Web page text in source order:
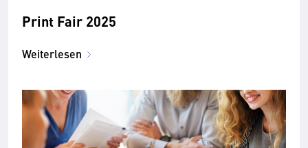
Print Fair 2025
Weiterlesen